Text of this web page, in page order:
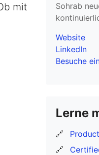
mit
Sohrab
Website
LinkedIn
Besuche
Lerne
🔗
🔗